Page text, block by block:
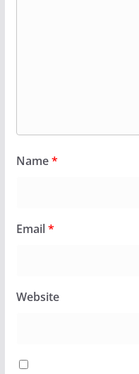
Name*
Email*
Website